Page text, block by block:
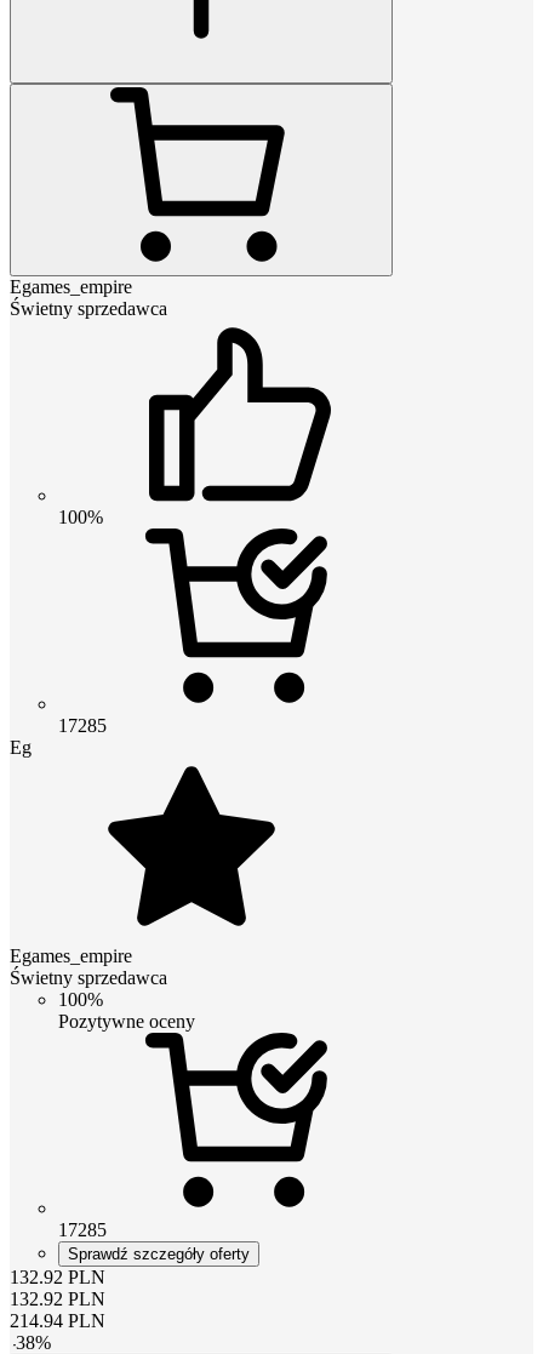
Egames_empire
Świetny sprzedawca
100%
17285
Eg
Egames_empire
Świetny sprzedawca
100%
Pozytywne oceny
17285
Sprawdź szczegóły oferty
132.92 PLN
132.92 PLN
214.94 PLN
-38%